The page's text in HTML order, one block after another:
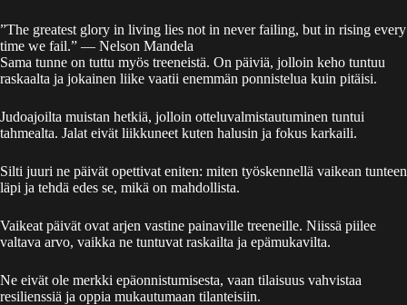
”The greatest glory in living lies not in never failing, but in rising every
time we fail.” — Nelson Mandela
Sama tunne on tuttu myös treeneistä. On päiviä, jolloin keho tuntuu
raskaalta ja jokainen liike vaatii enemmän ponnistelua kuin pitäisi.
Judoajoilta muistan hetkiä, jolloin otteluvalmistautuminen tuntui
tahmealta. Jalat eivät liikkuneet kuten halusin ja fokus karkaili.
Silti juuri ne päivät opettivat eniten: miten työskennellä vaikean tunteen
läpi ja tehdä edes se, mikä on mahdollista.
Vaikeat päivät ovat arjen vastine painaville treeneille. Niissä piilee
valtava arvo, vaikka ne tuntuvat raskailta ja epämukavilta.
Ne eivät ole merkki epäonnistumisesta, vaan tilaisuus vahvistaa
resilienssiä ja oppia mukautumaan tilanteisiin.